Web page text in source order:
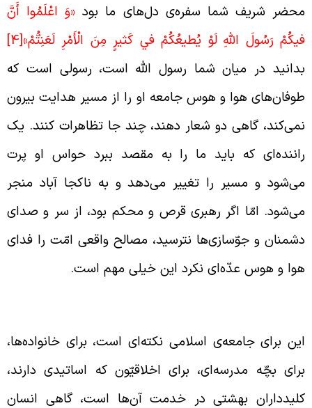
شریف شما سفره‌ی دل‌های ما بود«وَ اعْلَمُوا أَنَّ
رَسُولَ اللَّهِ لَوْ يُطيعُكُمْ في‏ كَثيرٍ مِنَ الْأَمْرِ لَعَنِتُّمْ»[4]
در میان شما رسول الله است، رسولی است که
هوا و هوس جامعه او را از مسیر هدایت بیرون
گاهی دو شعار دهند، چند جا تظاهرات کنند. یک
که باید ما را به مقصد ببرد حواس او پرت
و مسیر را تغییر می‌دهد و به ناکجا آباد منجر
امّا اگر رهبری قرص و محکم بود، از سر و صدای
و جوّسازی‌ها نترسید، مصالح واقعی امّت را فدای
و هوس عدّه‌ای نکرد این خیلی مهم است.
برای جامعه‌ی اسلامی نکته‌ای است، برای خانواده‌ها،
بچّه مدرسه‌ای، برای اخلاقیّون که اساتیدی دارند،
بهشتی در خدمت آن‌ها است، گاهی انسان